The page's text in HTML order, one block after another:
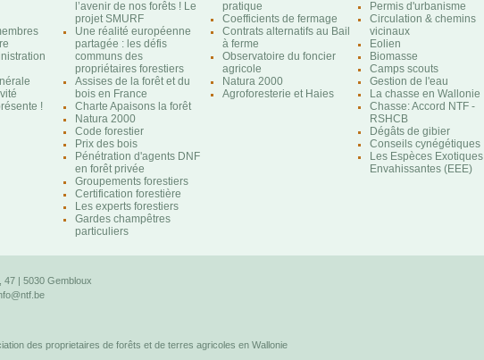
!
l’avenir de nos forêts ! Le
projet SMURF
Une réalité européenne
partagée : les défis
communs des
propriétaires forestiers
Assises de la forêt et du
bois en France
Charte Apaisons la forêt
Natura 2000
Code forestier
Prix des bois
Pénétration d'agents DNF
en forêt privée
Groupements forestiers
Certification forestière
Les experts forestiers
Gardes champêtres
particuliers
pratique
Coefficients de fermage
Contrats alternatifs au Bail
à ferme
Observatoire du foncier
agricole
Natura 2000
Agroforesterie et Haies
Permis d'urbanisme
Circulation & chemins
vicinaux
Eolien
Biomasse
Camps scouts
Gestion de l'eau
La chasse en Wallonie
Chasse: Accord NTF -
RSHCB
Dégâts de gibier
Conseils cynégétiques
Les Espèces Exotiques
Envahissantes (EEE)
47 | 5030 Gembloux
des proprietaires de forêts et de terres agricoles en Wallonie